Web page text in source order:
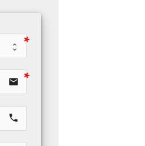
email
call